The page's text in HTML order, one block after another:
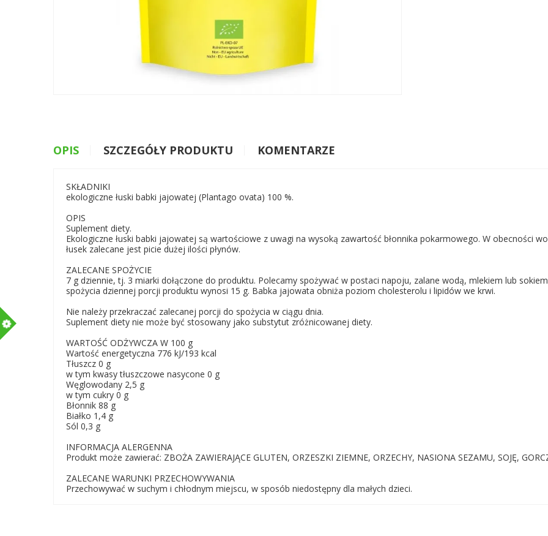
OPIS SZCZEGÓŁY PRODUKTU KOMENTARZE
SKŁADNIKI
ekologiczne łuski babki jajowatej (Plantago ovata) 100 %.
OPIS
Suplement diety.
Ekologiczne łuski babki jajowatej są wartościowe z uwagi na wysoką zawartość błonnika pokarmowego. W obecności
łusek zalecane jest picie dużej ilości płynów.
ZALECANE SPOŻYCIE
7 g dziennie, tj. 3 miarki dołączone do produktu. Polecamy spożywać w postaci napoju, zalane wodą, mlekiem lub
spożycia dziennej porcji produktu wynosi 15 g. Babka jajowata obniża poziom cholesterolu i lipidów we krwi.
Nie należy przekraczać zalecanej porcji do spożycia w ciągu dnia.
Suplement diety nie może być stosowany jako substytut zróżnicowanej diety.
WARTOŚĆ ODŻYWCZA W 100 g
Wartość energetyczna 776 kJ/193 kcal
Tłuszcz 0 g
w tym kwasy tłuszczowe nasycone 0 g
Węglowodany 2,5 g
w tym cukry 0 g
Błonnik 88 g
Białko 1,4 g
Sól 0,3 g
INFORMACJA ALERGENNA
Produkt może zawierać: ZBOŻA ZAWIERAJĄCE GLUTEN, ORZESZKI ZIEMNE, ORZECHY, NASIONA SEZAMU, SOJĘ,
ZALECANE WARUNKI PRZECHOWYWANIA
Przechowywać w suchym i chłodnym miejscu, w sposób niedostępny dla małych dzieci.